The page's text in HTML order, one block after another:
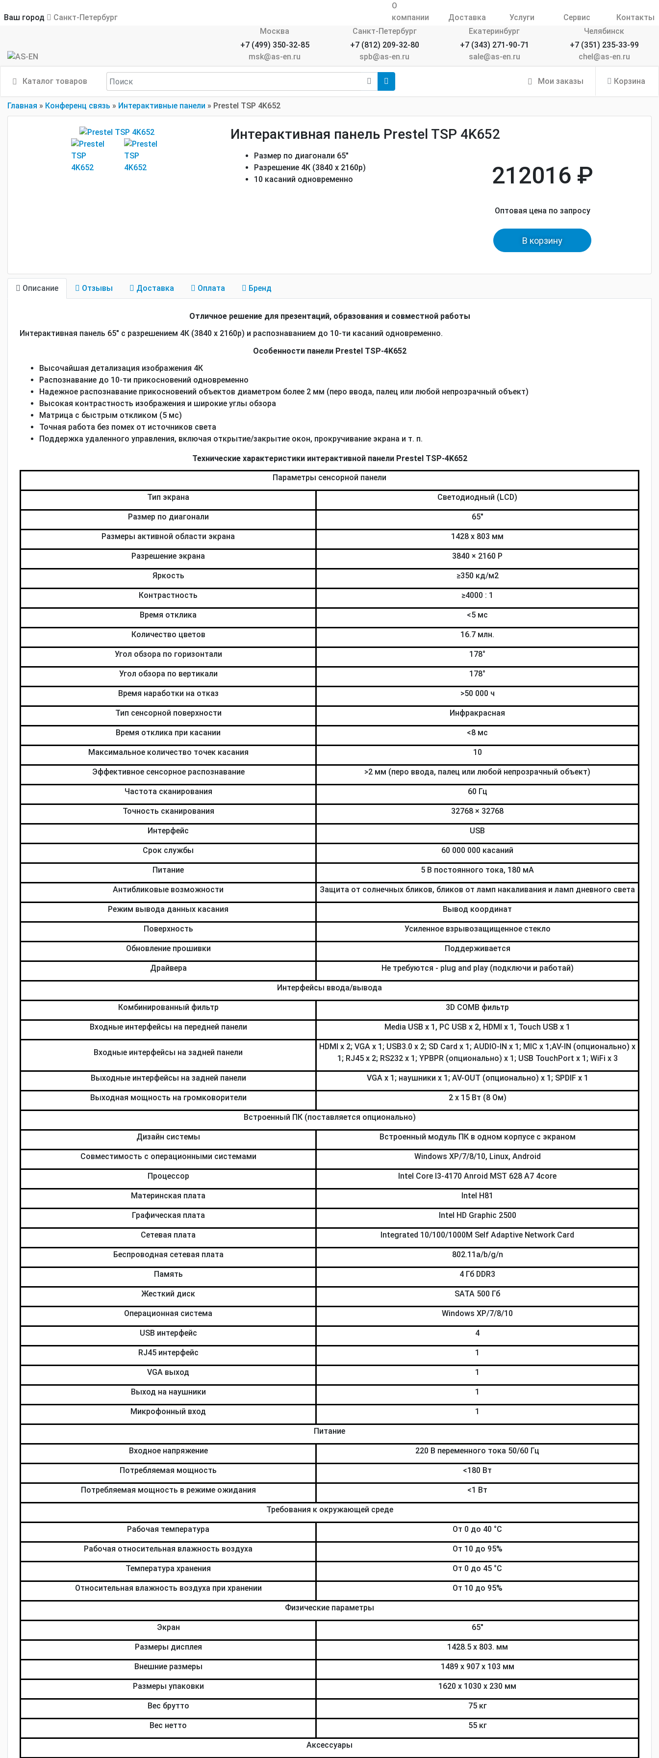
Ваш город Санкт-Петербург
О
компании
Доставка Услуги Сервис
Контакты
Москва
+7 (499) 350-32-85
msk@as-en.ru
Санкт-Петербург
+7 (812) 209-32-80
spb@as-en.ru
Екатеринбург
+7 (343) 271-90-71
sale@as-en.ru
Челябинск
+7 (351) 235-33-99
chel@as-en.ru
Каталог товаров Корзина
Мои заказы
Главная » Конференц связь » Интерактивные панели » Prestel TSP 4K652
Интерактивная панель Prestel TSP 4K652
Размер по диагонали 65"
Разрешение 4К (3840 х 2160р)
10 касаний одновременно
212016 ₽
Оптовая цена по запросу
В корзину
Описание Отзывы Доставка Оплата Бренд
Отличное решение для презентаций, образования и совместной работы
Интерактивная панель 65" с разрешением 4К (3840 х 2160р) и распознаванием до 10-ти касаний одновременно.
Особенности панели Prestel TSP-4K652
Высочайшая детализация изображения 4К
Распознавание до 10-ти прикосновений одновременно
Надежное распознавание прикосновений объектов диаметром более 2 мм (перо ввода, палец или любой непрозрачный объект)
Высокая контрастность изображения и широкие углы обзора
Матрица с быстрым откликом (5 мс)
Точная работа без помех от источников света
Поддержка удаленного управления, включая открытие/закрытие окон, прокручивание экрана и т. п.
Технические характеристики интерактивной панели Prestel TSP-4K652
Параметры сенсорной панели
Тип экрана Светодиодный (LCD)
Размер по диагонали 65"
Размеры активной области экрана 1428 x 803 мм
Разрешение экрана 3840 × 2160 P
Яркость ≥350 кд/м2
Контрастность ≥4000 : 1
Время отклика <5 мс
Количество цветов 16.7 млн.
Угол обзора по горизонтали 178°
Угол обзора по вертикали 178°
Время наработки на отказ >50 000 ч
Тип сенсорной поверхности Инфракрасная
Время отклика при касании <8 мс
Максимальное количество точек касания 10
Эффективное сенсорное распознавание >2 мм (перо ввода, палец или любой непрозрачный объект)
Частота сканирования 60 Гц
Точность сканирования 32768 × 32768
Интерфейс USB
Срок службы 60 000 000 касаний
Питание 5 В постоянного тока, 180 мА
Антибликовые возможности Защита от солнечных бликов, бликов от ламп накаливания и ламп дневного света
Режим вывода данных касания Вывод координат
Поверхность Усиленное взрывозащищенное стекло
Обновление прошивки Поддерживается
Драйвера Не требуются - plug and play (подключи и работай)
Интерфейсы ввода/вывода
Комбинированный фильтр 3D COMB фильтр
Входные интерфейсы на передней панели Media USB x 1, PC USB x 2, HDMI x 1, Touch USB x 1
Входные интерфейсы на задней панели
HDMI x 2; VGA x 1; USB3.0 x 2; SD Card x 1; AUDIO-IN x 1; MIC x 1;AV-IN (опционально) x
1; RJ45 x 2; RS232 x 1; YPBPR (опционально) x 1; USB TouchPort x 1; WiFi x 3
Выходные интерфейсы на задней панели VGA x 1; наушники x 1; AV-OUT (опционально) x 1; SPDIF x 1
Выходная мощность на громковорители 2 х 15 Вт (8 Ом)
Встроенный ПК (поставляется опционально)
Дизайн системы Встроенный модуль ПК в одном корпусе с экраном
Совместимость с операционными системами Windows XP/7/8/10, Linux, Android
Процессор Intel Core I3-4170 Anroid MST 628 A7 4core
Материнская плата Intel H81
Графическая плата Intel HD Graphic 2500
Сетевая плата Integrated 10/100/1000M Self Adaptive Network Card
Беспроводная сетевая плата 802.11a/b/g/n
Память 4 Гб DDR3
Жесткий диск SATA 500 Гб
Операционная система Windows XP/7/8/10
USB интерфейс 4
RJ45 интерфейс 1
VGA выход 1
Выход на наушники 1
Микрофонный вход 1
Питание
Входное напряжение 220 В переменного тока 50/60 Гц
Потребляемая мощность <180 Вт
Потребляемая мощность в режиме ожидания <1 Вт
Требования к окружающей среде
Рабочая температура От 0 до 40 °С
Рабочая относительная влажность воздуха От 10 до 95%
Температура хранения От 0 до 45 °С
Относительная влажность воздуха при хранении От 10 до 95%
Физические параметры
Экран 65"
Размеры дисплея 1428.5 х 803. мм
Внешние размеры 1489 х 907 х 103 мм
Размеры упаковки 1620 х 1030 х 230 мм
Вес брутто 75 кг
Вес нетто 55 кг
Аксессуары